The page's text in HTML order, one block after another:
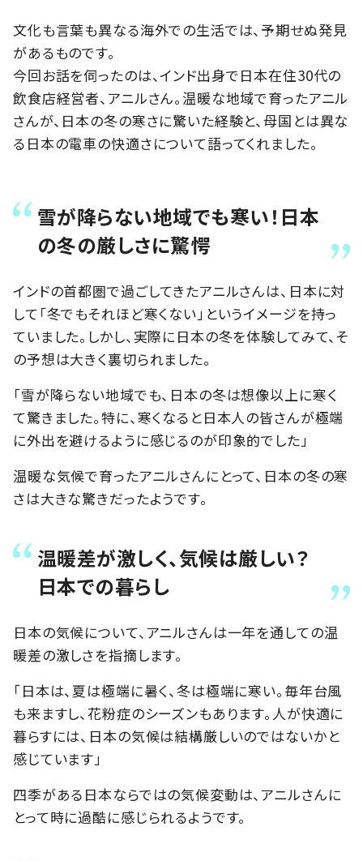
文化も言葉も異なる海外での生活では、予期せぬ発見
があるものです。
今回お話を伺ったのは、インド出身で日本在住30代の
飲食店経営者、アニルさん。温暖な地域で育ったアニル
さんが、日本の冬の寒さに驚いた経験と、母国とは異な
る日本の電車の快適さについて語ってくれました。
雪が降らない地域でも寒い！日本
の冬の厳しさに驚愕
インドの首都圏で過ごしてきたアニルさんは、日本に対
して「冬でもそれほど寒くない」というイメージを持っ
ていました。しかし、実際に日本の冬を体験してみて、そ
の予想は大きく裏切られました。
「雪が降らない地域でも、日本の冬は想像以上に寒く
て驚きました。特に、寒くなると日本人の皆さんが極端
に外出を避けるように感じるのが印象的でした」
温暖な気候で育ったアニルさんにとって、日本の冬の寒
さは大きな驚きだったようです。
温暖差が激しく、気候は厳しい？
日本での暮らし
日本の気候について、アニルさんは一年を通しての温
暖差の激しさを指摘します。
「日本は、夏は極端に暑く、冬は極端に寒い。毎年台風
も来ますし、花粉症のシーズンもあります。人が快適に
暮らすには、日本の気候は結構厳しいのではないかと
感じています」
四季がある日本ならではの気候変動は、アニルさんに
とって時に過酷に感じられるようです。